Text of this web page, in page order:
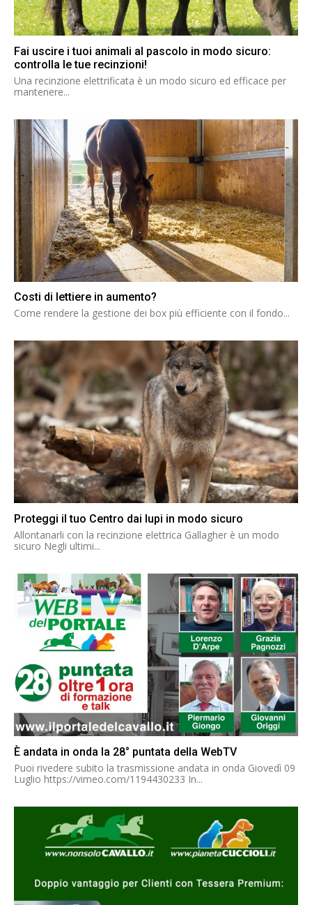
Fai uscire i tuoi animali al pascolo in modo sicuro:
controlla le tue recinzioni!
Una recinzione elettrificata è un modo sicuro ed efficace per
mantenere...
Costi di lettiere in aumento?
Come rendere la gestione dei box più efficiente con il fondo...
Proteggi il tuo Centro dai lupi in modo sicuro
Allontanarli con la recinzione elettrica Gallagher è un modo
sicuro Negli ultimi...
È andata in onda la 28° puntata della WebTV
Puoi rivedere subito la trasmissione andata in onda Giovedì 09
Luglio https://vimeo.com/1194430233 In...